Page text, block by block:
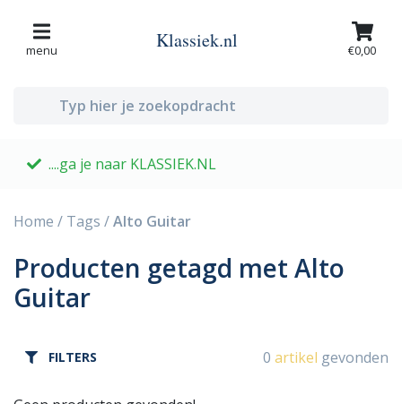
menu Klassiek.nl €0,00
....ga je naar KLASSIEK.NL
Home / Tags /Alto Guitar
Producten getagd met Alto
Guitar
FILTERS 0 artikel gevonden